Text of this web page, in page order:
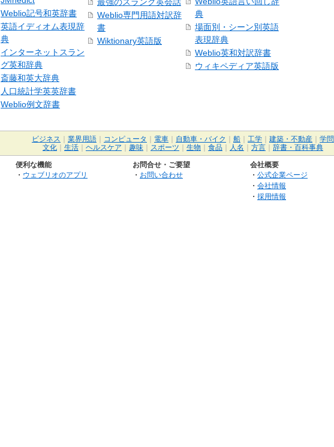
Weblio記号和英辞書
英語イディオム表現辞
典
インターネットスラン
グ英和辞典
斎藤和英大辞典
人口統計学英英辞書
Weblio例文辞書
Weblio専門用語対訳辞
書
Wiktionary英語版
典
場面別・シーン別英語
表現辞典
Weblio英和対訳辞書
ウィキペディア英語版
ビジネス 業界用語 コンピュータ 電車 自動車・バイク 船 工学 建築・不動産
学問
文化
生活 ヘルスケア 趣味 スポーツ 生物 食品 人名 方言 辞書・百科事典
便利な機能
・ ウェブリオのアプリ
お問合せ・ご要望
・ お問い合わせ
会社概要
・ 公式企業ページ
・ 会社情報
・ 採用情報